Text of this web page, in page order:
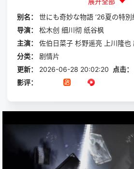
（1）「遺体は一体……」（遗体究竟
（主演）、高桥洋、樋口幸平等剧情简
夫（上川隆也饰）前往独栋住宅调查，
女两具遗体。然而，当他去...
别名：
世にも奇妙な物語 ’26夏の特別
导演：
松木创 细川彻 纸谷枫
主演：
佐伯日菜子 杉野遥亮 上川隆也
分类：
剧情片
更新：
2026-06-28 20:02:20 点击：
影评：